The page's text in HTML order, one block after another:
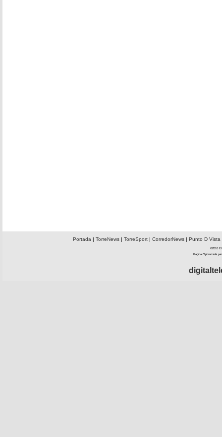
Portada | TorreNews| TorreSport| CorredorNews| Punto D Vista
©2010 El
Página Optimizada